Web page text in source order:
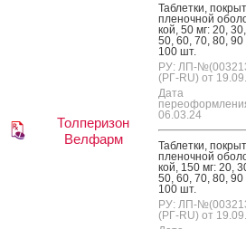
Толперизон
Велфарм
Таб­летки,
пле­ноч­ной
кой, 50 мг: 20,
50, 60, 70, 80, 90
100 шт.
РУ: ЛП-
(РГ-RU) от
Дата
06.03.24
Таб­летки,
пле­ноч­ной
кой, 150 мг: 20,
50, 60, 70, 80, 90
100 шт.
РУ: ЛП-
(РГ-RU) от